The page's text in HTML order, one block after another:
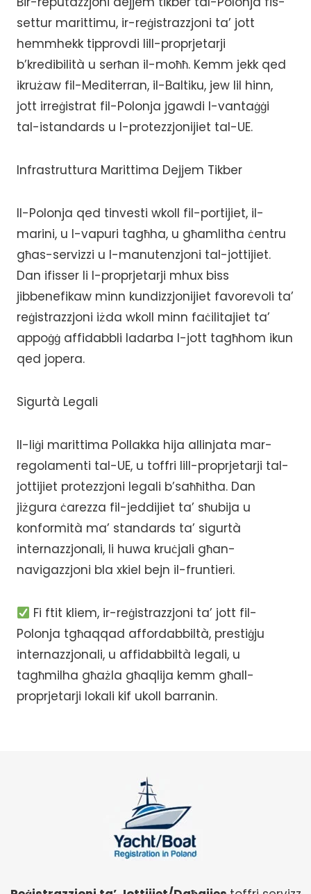
settur marittimu, ir-reġistrazzjoni ta’ jott
hemmhekk tipprovdi lill-proprjetarji
b’kredibilità u serħan il-moħħ. Kemm jekk qed
ikrużaw fil-Mediterran, il-Baltiku, jew lil hinn,
jott irreġistrat fil-Polonja jgawdi l-vantaġġi
tal-istandards u l-protezzjonijiet tal-UE.
Infrastruttura Marittima Dejjem Tikber
Il-Polonja qed tinvesti wkoll fil-portijiet, il-
marini, u l-vapuri tagħha, u għamlitha ċentru
għas-servizzi u l-manutenzjoni tal-jottijiet.
Dan ifisser li l-proprjetarji mhux biss
jibbenefikaw minn kundizzjonijiet favorevoli ta’
reġistrazzjoni iżda wkoll minn faċilitajiet ta’
appoġġ affidabbli ladarba l-jott tagħhom ikun
qed jopera.
Sigurtà Legali
Il-liġi marittima Pollakka hija allinjata mar-
regolamenti tal-UE, u toffri lill-proprjetarji tal-
jottijiet protezzjoni legali b’saħħitha. Dan
jiżgura ċarezza fil-jeddijiet ta’ sħubija u
konformità ma’ standards ta’ sigurtà
internazzjonali, li huwa kruċjali għan-
navigazzjoni bla xkiel bejn il-fruntieri.
Fi ftit kliem, ir-reġistrazzjoni ta’ jott fil-
Polonja tgħaqqad affordabbiltà, prestiġju
internazzjonali, u affidabbiltà legali, u
tagħmilha għażla għaqlija kemm għall-
proprjetarji lokali kif ukoll barranin.